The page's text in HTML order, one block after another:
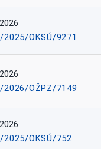
2025/OKSÚ/9271
2026/OŽPZ/7149
2025/OKSÚ/752